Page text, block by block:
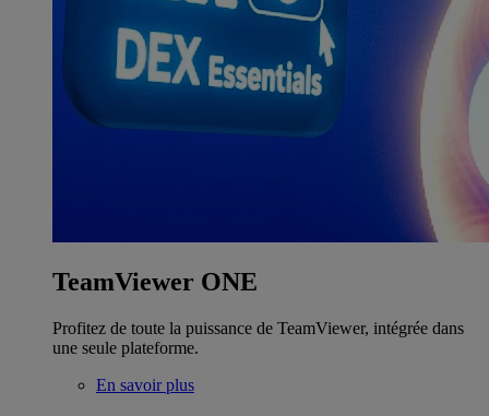
TeamViewer ONE
Profitez de toute la puissance de TeamViewer, intégrée dans
une seule plateforme.
En savoir plus